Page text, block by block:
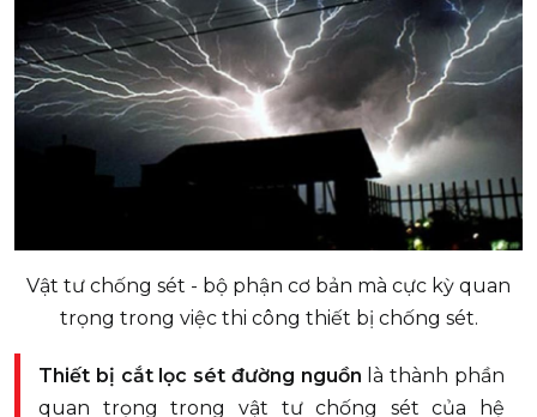
Vật tư chống sét - bộ phận cơ bản mà cực kỳ quan
trọng trong việc thi công thiết bị chống sét.
Thiết bị cắt lọc sét đường nguồn là thành phần
quan trọng trong vật tư chống sét của hệ